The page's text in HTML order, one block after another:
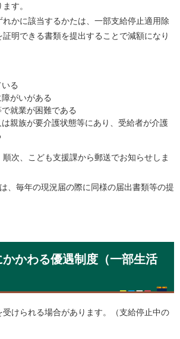
す。
かに該当するかたは、一部支給停止適用除
明できる書類を提出することで減額になり
る
がいがある
就業が困難である
親族が要介護状態等にあり、受給者が介護
次、こども支援課から郵送でお知らせしま
、毎年の現況届の際に同様の届出書類等の提
かわる優遇制度（一部生活
けられる場合があります。（支給停止中の